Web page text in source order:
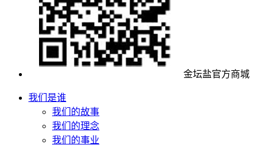
金坛盐官方商城
我们是谁
我们的故事
我们的理念
我们的事业